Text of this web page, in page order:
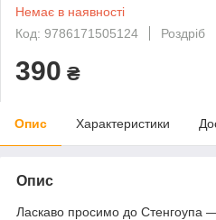
Немає в наявності
Код: 9786171505124
Роздріб
390 ₴
Опис Характеристики
Опис
Ласкаво просимо до Стенгоупа